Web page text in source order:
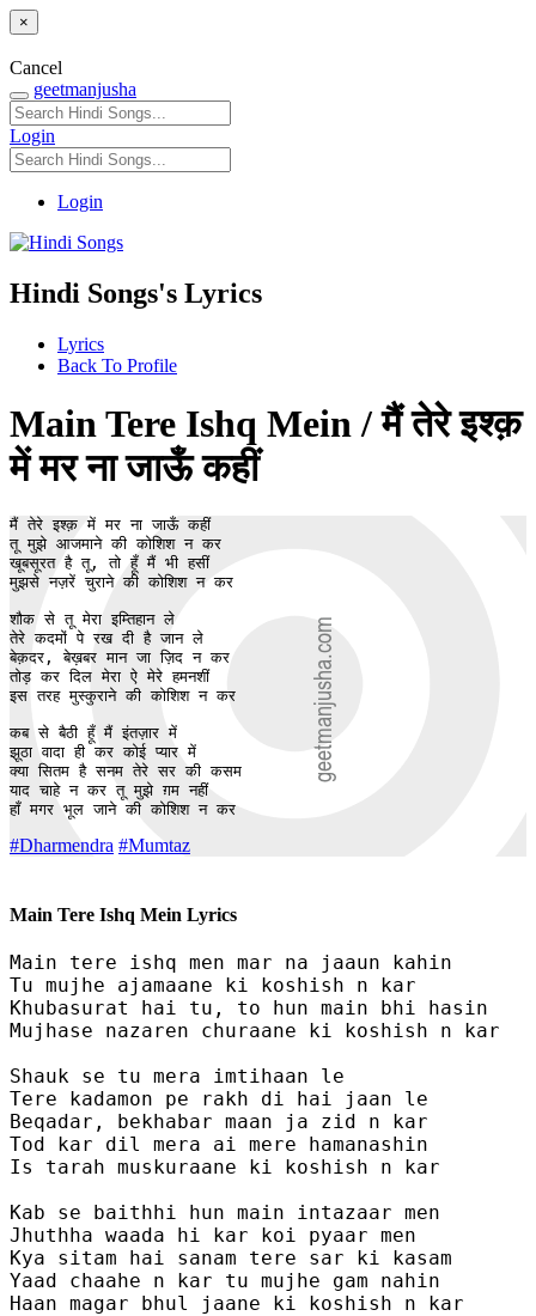
×
Cancel
geetmanjusha
Login
Login
Hindi Songs's Lyrics
Lyrics
Back To Profile
Main Tere Ishq Mein / मैं तेरे इश्क़
में मर ना जाऊँ कहीं
मैं तेरे इश्क़ में मर ना जाऊँ कहीं
तू मुझे आजमाने की कोशिश न कर
खूबसूरत है तू, तो हूँ मैं भी हसीं
मुझसे नज़रें चुराने की कोशिश न कर
शौक से तू मेरा इम्तिहान ले
तेरे कदमों पे रख दी है जान ले
बेक़दर, बेख़बर मान जा ज़िद न कर
तोड़ कर दिल मेरा ऐ मेरे हमनशीं
इस तरह मुस्कुराने की कोशिश न कर
कब से बैठी हूँ मैं इंतज़ार में
झूठा वादा ही कर कोई प्यार में
क्या सितम है सनम तेरे सर की कसम
याद चाहे न कर तू मुझे ग़म नहीं
हाँ मगर भूल जाने की कोशिश न कर
#Dharmendra #Mumtaz
Main Tere Ishq Mein Lyrics
Main tere ishq men mar na jaaun kahin
Tu mujhe ajamaane ki koshish n kar
Khubasurat hai tu, to hun main bhi hasin
Mujhase nazaren churaane ki koshish n kar
Shauk se tu mera imtihaan le
Tere kadamon pe rakh di hai jaan le
Beqadar, bekhabar maan ja zid n kar
Tod kar dil mera ai mere hamanashin
Is tarah muskuraane ki koshish n kar
Kab se baithhi hun main intazaar men
Jhuthha waada hi kar koi pyaar men
Kya sitam hai sanam tere sar ki kasam
Yaad chaahe n kar tu mujhe gam nahin
Haan magar bhul jaane ki koshish n kar